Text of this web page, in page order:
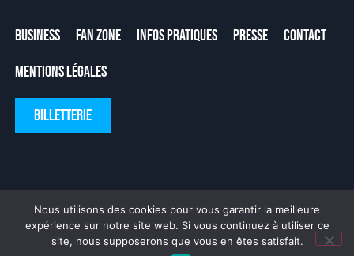
Business Fan Zone Infos Pratiques Presse
Contact
Mentions Légales
Billetterie
Fait avec ❤ parDeLaCrème
Nous utilisons des cookies pour vous garantir la meilleure
expérience sur notre site web. Si vous continuez à utiliser ce
site, nous supposerons que vous en êtes satisfait.